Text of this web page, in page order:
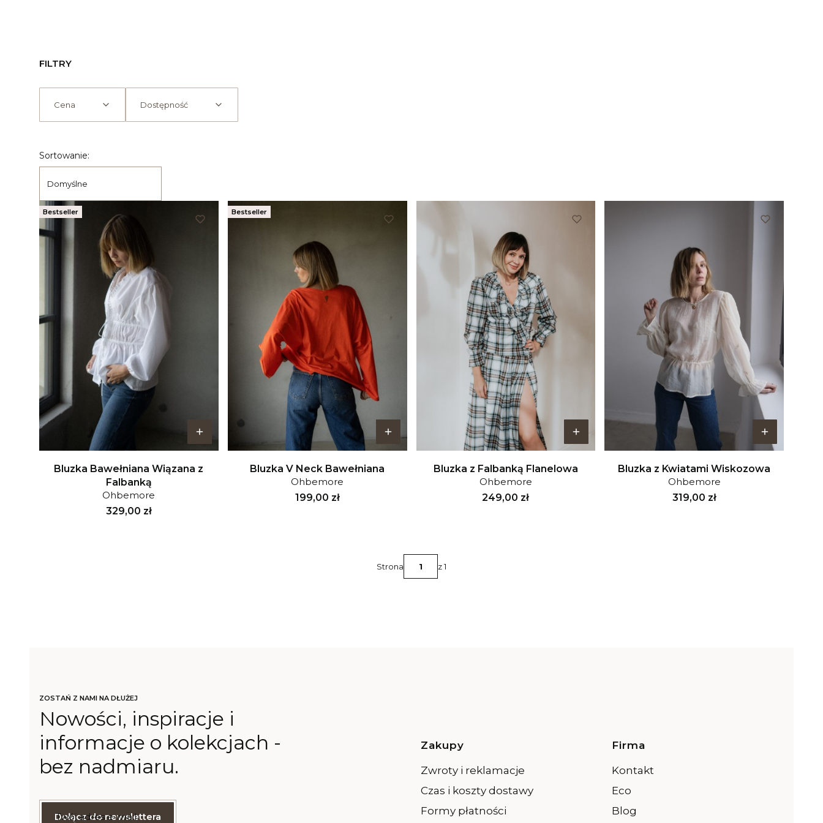
FILTRY
Cena Dostępność
Lista produktów
Sortowanie:
Domyślne
Bestseller
Bluzka Bawełniana Wiązana z
Falbanką
Ohbemore
Cena
329,00 zł
Bestseller
Bluzka V Neck Bawełniana
Ohbemore
Cena
199,00 zł
Bluzka z Falbanką Flanelowa
Ohbemore
Cena
249,00 zł
Bluzka z Kwiatami Wiskozowa
Ohbemore
Cena
319,00 zł
Strona z 1
ZOSTAŃ Z NAMI NA DŁUŻEJ
Nowości, inspiracje i
informacje o kolekcjach -
bez nadmiaru.
Twój adres e-mail
Dołącz do newslettera
Linki w stopce
Zakupy
Zwroty i reklamacje
Czas i koszty dostawy
Formy płatności
Firma
Kontakt
Eco
Blog